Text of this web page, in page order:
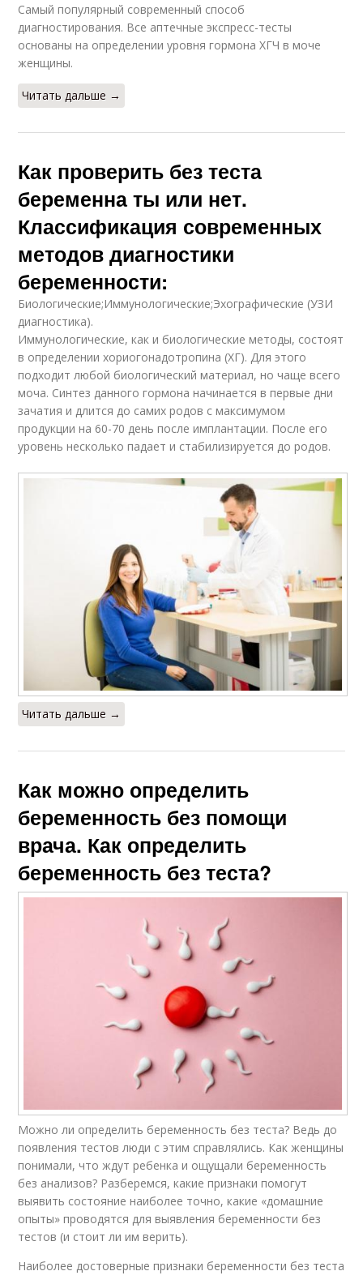
Самый популярный современный способ
диагностирования. Все аптечные экспресс-тесты
основаны на определении уровня гормона ХГЧ в моче
женщины.
Читать дальше →
Как проверить без теста
беременна ты или нет.
Классификация современных
методов диагностики
беременности:
Биологические;Иммунологические;Эхографические (УЗИ
диагностика).
Иммунологические, как и биологические методы, состоят
в определении хориогонадотропина (ХГ). Для этого
подходит любой биологический материал, но чаще всего
моча. Синтез данного гормона начинается в первые дни
зачатия и длится до самих родов с максимумом
продукции на 60-70 день после имплантации. После его
уровень несколько падает и стабилизируется до родов.
Читать дальше →
Как можно определить
беременность без помощи
врача. Как определить
беременность без теста?
Можно ли определить беременность без теста? Ведь до
появления тестов люди с этим справлялись. Как женщины
понимали, что ждут ребенка и ощущали беременность
без анализов? Разберемся, какие признаки помогут
выявить состояние наиболее точно, какие «домашние
опыты» проводятся для выявления беременности без
тестов (и стоит ли им верить).
Наиболее достоверные признаки беременности без теста